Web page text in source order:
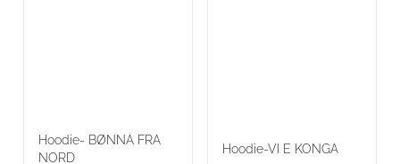
Hoodie- BØNNA FRA
NORD
Hoodie-VI E KONGA